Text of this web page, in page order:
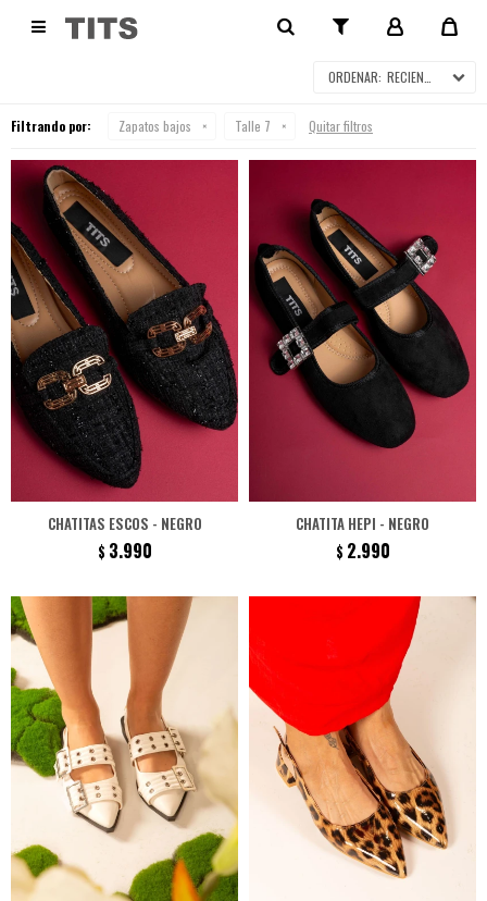
 ZAPATOS BAJOS
RECIENTES
Filtrando por: Zapatos bajos Talle 7 Quitar filtros
CHATITAS ESCOS - NEGRO
$ 3.990
CHATITA HEPI - NEGRO
$ 2.990